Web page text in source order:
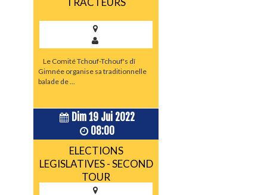
Le Comité Tchouf-Tchouf's dî
Gimnée organise sa traditionnelle
balade de ...
Dim 19 Jui 2022
08:00
ELECTIONS
LEGISLATIVES - SECOND
TOUR